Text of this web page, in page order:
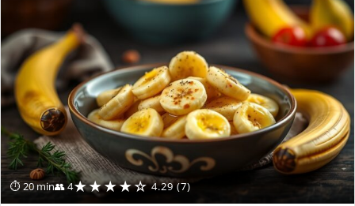
⏱ 20 min👥 4★★★★☆ 4.29 (7)